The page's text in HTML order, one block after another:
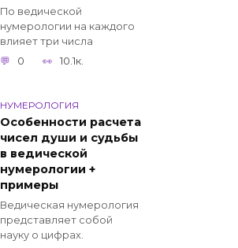
По ведической
нумерологии на каждого
влияет три числа
0
10.1к.
НУМЕРОЛОГИЯ
Особенности расчета
чисел души и судьбы
в ведической
нумерологии +
примеры
Ведическая нумерология
представляет собой
науку о цифрах.